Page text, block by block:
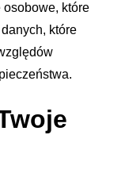
które
które